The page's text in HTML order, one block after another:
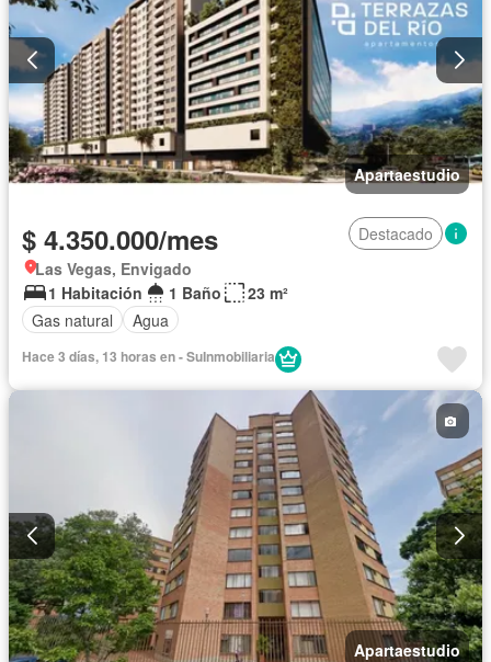
Apartaestudio
$ 4.350.000/mes
Destacado
Las Vegas, Envigado
1 Habitación
1 Baño
23 m²
Gas natural
Agua
Hace 3 días, 13 horas en - SuInmobiliaria
Apartaestudio